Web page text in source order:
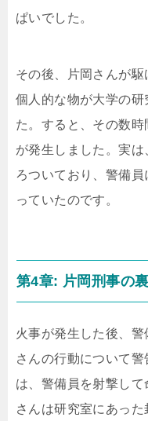
ぱいでした。
その後、片岡さんが
個人的な物が大学の
た。すると、その数
が発生しました。実
ろついており、警備
っていたのです。
第4章: 片岡刑事の
火事が発生した後、
さんの行動について
は、警備員を射撃し
さんは研究室にあっ